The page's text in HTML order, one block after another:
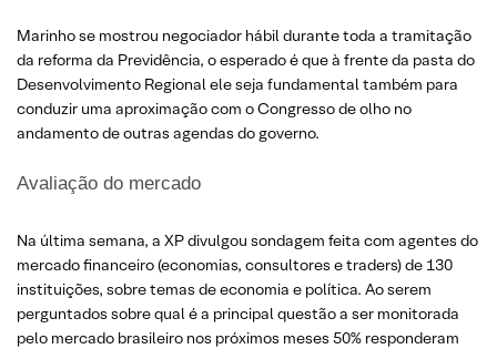
Marinho se mostrou negociador hábil durante toda a tramitação
da reforma da Previdência, o esperado é que à frente da pasta do
Desenvolvimento Regional ele seja fundamental também para
conduzir uma aproximação com o Congresso de olho no
andamento de outras agendas do governo.
Avaliação do mercado
Na última semana, a XP divulgou sondagem feita com agentes do
mercado financeiro (economias, consultores e traders) de 130
instituições, sobre temas de economia e política. Ao serem
perguntados sobre qual é a principal questão a ser monitorada
pelo mercado brasileiro nos próximos meses 50% responderam